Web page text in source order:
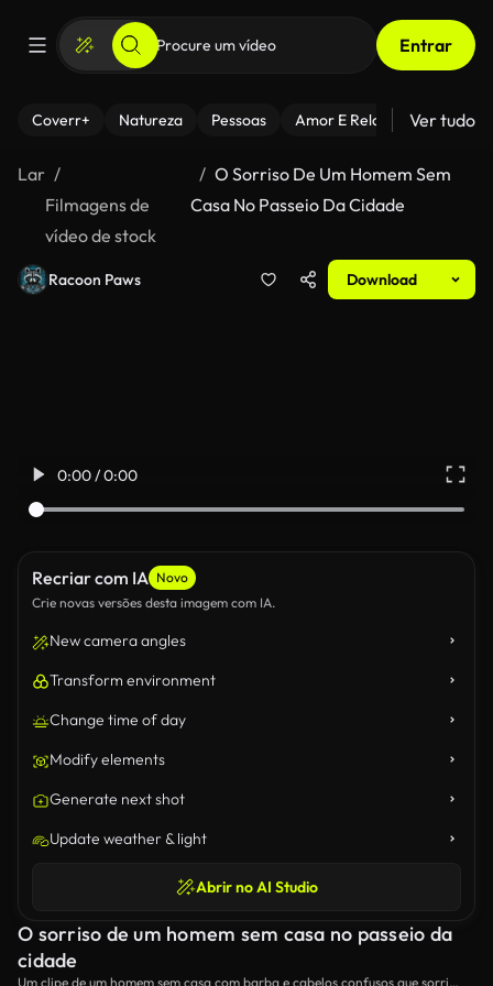
Entrar
Coverr+ Natureza Pessoas Amor E Relacionamentos
Ver tudo
Lar
Filmagens de
vídeo de stock
O Sorriso De Um Homem Sem
Casa No Passeio Da Cidade
Racoon Paws Download
0:00 / 0:00
Recriar com IA Novo
Crie novas versões desta imagem com IA.
New camera angles
Transform environment
Change time of day
Modify elements
Generate next shot
Update weather & light
Abrir no AI Studio
O sorriso de um homem sem casa no passeio da
cidade
Um clipe de um homem sem casa com barba e cabelos confusos que sorri